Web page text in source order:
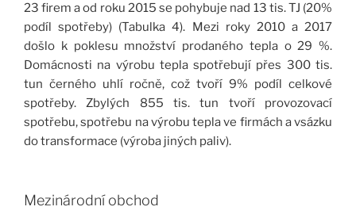
23 firem a od roku 2015 se pohybuje nad 13 tis. TJ (20%
podíl spotřeby) (Tabulka 4). Mezi roky 2010 a 2017
došlo k poklesu množství prodaného tepla o 29 %.
Domácnosti na výrobu tepla spotřebují přes 300 tis.
tun černého uhlí ročně, což tvoří 9% podíl celkové
spotřeby. Zbylých 855 tis. tun tvoří provozovací
spotřebu, spotřebu na výrobu tepla ve firmách a vsázku
do transformace (výroba jiných paliv).
Mezinárodní obchod